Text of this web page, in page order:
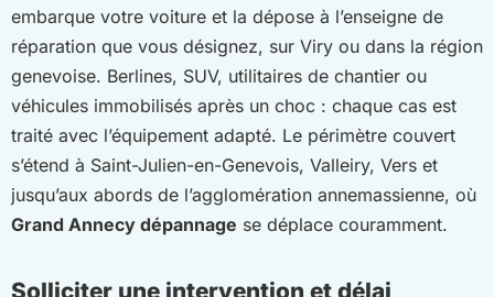
embarque votre voiture et la dépose à l’enseigne de
réparation que vous désignez, sur Viry ou dans la région
genevoise. Berlines, SUV, utilitaires de chantier ou
véhicules immobilisés après un choc : chaque cas est
traité avec l’équipement adapté. Le périmètre couvert
s’étend à Saint-Julien-en-Genevois, Valleiry, Vers et
jusqu’aux abords de l’agglomération annemassienne, où
Grand Annecy dépannage se déplace couramment.
Solliciter une intervention et délai